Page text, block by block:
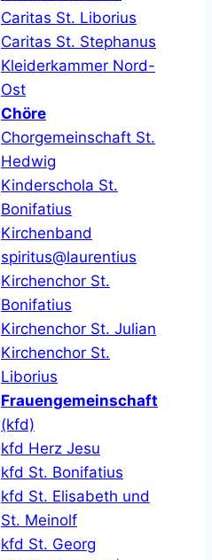
Caritas St. Liborius
Caritas St. Stephanus
Kleiderkammer Nord-
Ost
Chöre
Chorgemeinschaft St.
Hedwig
Kinderschola St.
Bonifatius
Kirchenband
spiritus@laurentius
Kirchenchor St.
Bonifatius
Kirchenchor St. Julian
Kirchenchor St.
Liborius
Frauengemeinschaft
(kfd)
kfd Herz Jesu
kfd St. Bonifatius
kfd St. Elisabeth und
St. Meinolf
kfd St. Georg